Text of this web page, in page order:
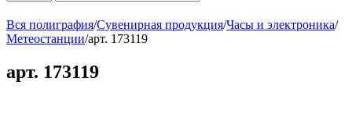
Вся полиграфия/Сувенирная продукция/Часы и электроника/
Метеостанции/арт. 173119
арт. 173119